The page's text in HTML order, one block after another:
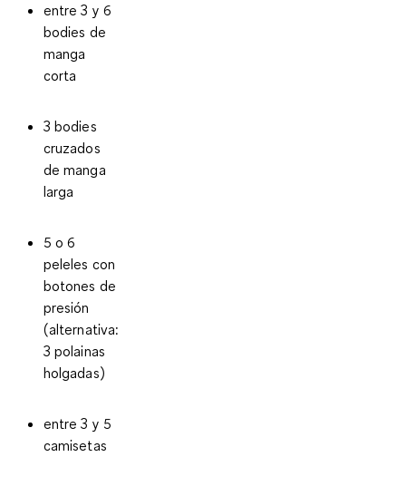
entre 3 y 6
bodies de
manga
corta
3 bodies
cruzados
de manga
larga
5 o 6
peleles con
botones de
presión
(alternativa:
3 polainas
holgadas)
entre 3 y 5
camisetas